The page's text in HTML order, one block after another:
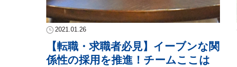
2021.01.26
【転職・求職者必見】イーブンな関
係性の採用を推進！チームここは